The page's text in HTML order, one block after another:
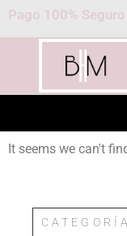
Pago 100% Seguro
It seems we can't